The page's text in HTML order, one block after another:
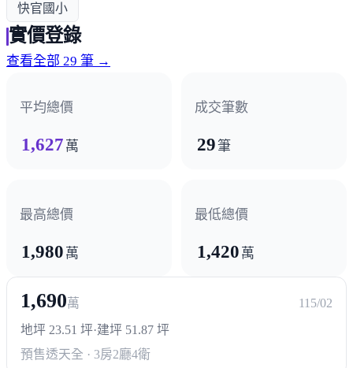
快官國小
實價登錄
查看全部 29 筆 →
平均總價
1,627 萬
成交筆數
29筆
最高總價
1,980 萬
最低總價
1,420 萬
1,690萬
115/02
地坪 23.51 坪·建坪 51.87 坪
預售透天全 · 3房2廳4衛